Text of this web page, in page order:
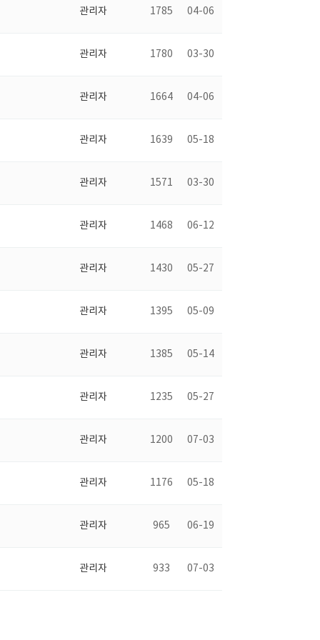
관리자 1785 04-06
관리자 1780 03-30
관리자 1664 04-06
관리자 1639 05-18
관리자 1571 03-30
관리자 1468 06-12
관리자 1430 05-27
관리자 1395 05-09
관리자 1385 05-14
관리자 1235 05-27
관리자 1200 07-03
관리자 1176 05-18
관리자 965 06-19
관리자 933 07-03